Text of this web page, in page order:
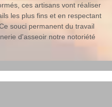
ces artisans vont réaliser
les plus fins et en respectant
souci permanent du travail
d'asseoir notre notoriété